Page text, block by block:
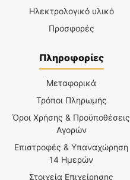
Ηλεκτρολογικό υλικό
Προσφορές
Πληροφορίες
Μεταφορικά
Τρόποι Πληρωμής
Όροι Χρήσης & Προϋποθέσεις
Αγορών
Επιστροφές & Υπαναχώρηση
14 Ημερών
Στοιχεία Επιχείρησης